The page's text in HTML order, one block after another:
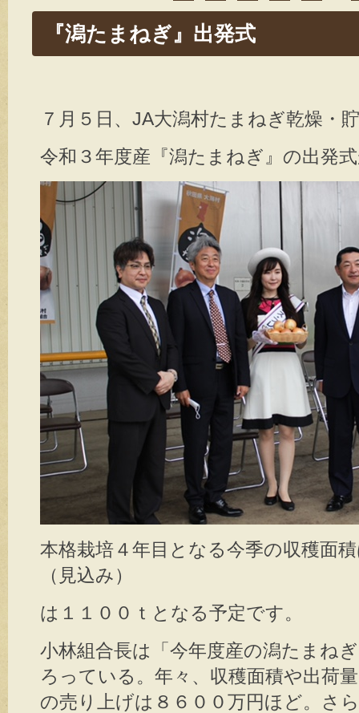
b
o
『潟たまねぎ』出発式
７月５日、JA大潟村たまねぎ乾燥・
令和３年度産『潟たまねぎ』の出発
本格栽培４年目となる今季の収穫面
（見込み）
は１１００ｔとなる予定です。
小林組合長は「今年度産の潟たまね
ろっている。年々、収穫面積や出荷
の売り上げは８６００万円ほど。さ